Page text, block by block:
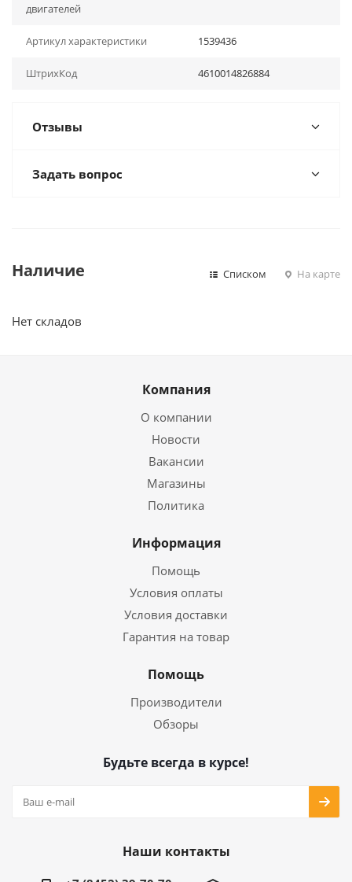
двигателей
Артикул характеристики 1539436
ШтрихКод 4610014826884
Отзывы
Задать вопрос
Наличие Списком На карте
Нет складов
Компания
О компании
Новости
Вакансии
Магазины
Политика
Информация
Помощь
Условия оплаты
Условия доставки
Гарантия на товар
Помощь
Производители
Обзоры
Будьте всегда в курсе!
Наши контакты